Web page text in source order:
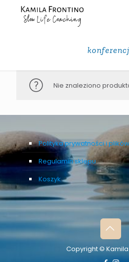
Nie znaleziono
Polityka prywatności i
Regulamin sklepu
Koszyk
Copyright © Kamila